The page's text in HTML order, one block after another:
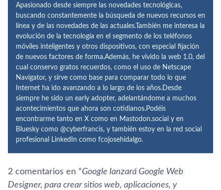
Apasionado desde siempre las novedades tecnológicas,
buscando constantemente la búsqueda de nuevos recursos en
línea y de las novedades de las actuales.También me interesa la
evolución de la tecnología en el segmento de los teléfonos
móviles inteligentes y otros dispositivos, con especial fijación
de nuevos factores de forma.Además, he vivido la web 1.0, del
cual conservo gratos recuerdos, como el uso de Netscape
Navigator, y sirve como base para comparar todo lo que
Internet ha ido avanzando a lo largo de los años.Desde
siempre he sido un early adopter, adelantándome a muchos
acontecimientos que ahora son cotidianos.Podéis
encontrarme tanto en X como en Mastodon.social y en
Bluesky como @cyberfrancis, y también estoy en la red social
profesional LinkedIn como fcojosehidalgo.
2 comentarios en “Google lanzará Google Web
Designer, para crear sitios web, aplicaciones, y